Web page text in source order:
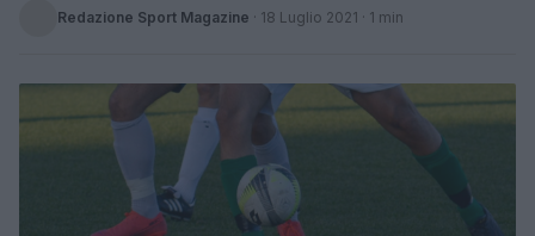
Redazione Sport Magazine · 18 Luglio 2021 · 1 min